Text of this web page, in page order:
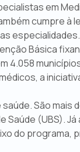
em
cumpre à
especialidades.
Básica
4.058
a
São mais
(UBS). Já
do programa,